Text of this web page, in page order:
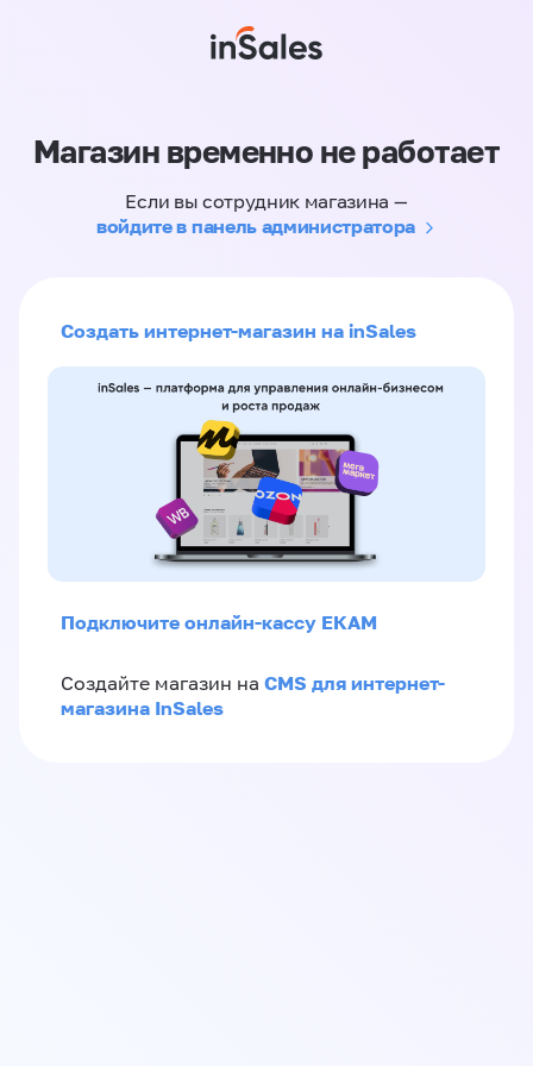
Магазин временно не работает
Если вы сотрудник магазина —
войдите в панель администратора
Создать интернет-магазин на inSales
Подключите онлайн-кассу ЕКАМ
Создайте магазин на CMS для интернет-
магазина InSales